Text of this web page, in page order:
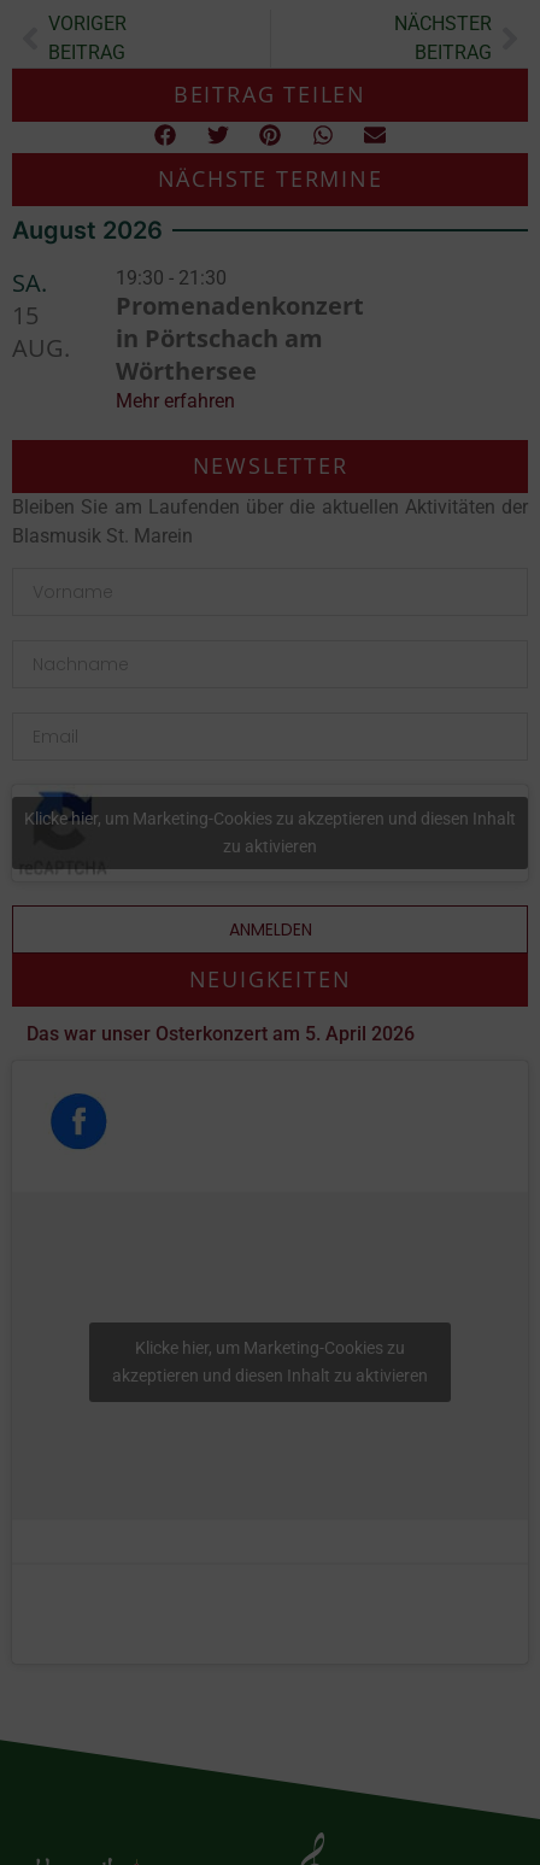
VORIGER
BEITRAG
NÄCHSTER
BEITRAG
BEITRAG TEILEN
NÄCHSTE TERMINE
August 2026
SA.
15
AUG.
19:30 - 21:30
Promenadenkonzert
in Pörtschach am
Wörthersee
Mehr erfahren
NEWSLETTER
Bleiben Sie am Laufenden über die aktuellen Aktivitäten der
Blasmusik St. Marein
Klicke hier, um Marketing-Cookies zu akzeptieren und diesen Inhalt
zu aktivieren
ANMELDEN
NEUIGKEITEN
Das war unser Osterkonzert am 5. April 2026
Das war unser Osterkonzert am 5. April 2026
Klicke hier, um Marketing-Cookies zu
akzeptieren und diesen Inhalt zu aktivieren